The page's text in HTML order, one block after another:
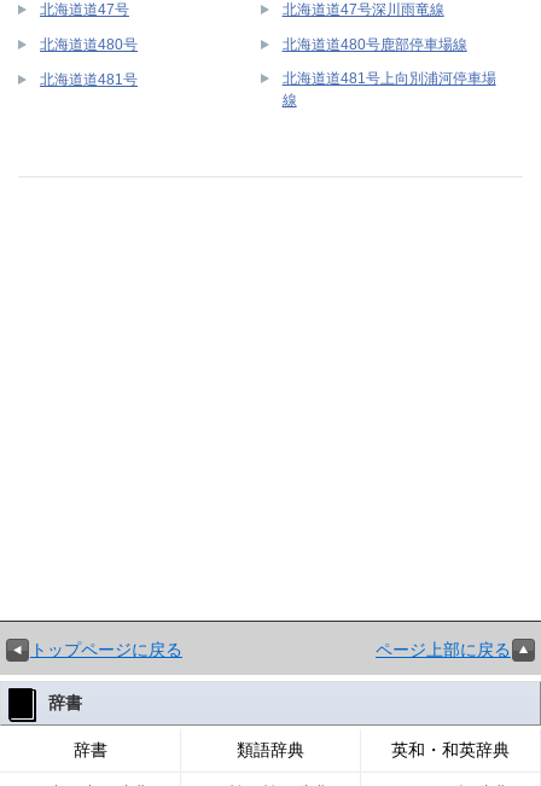
北海道道47号 北海道道47号深川雨竜線
北海道道480号 北海道道480号鹿部停車場線
北海道道481号
北海道道481号上向別浦河停車場
線
トップページに戻る ページ上部に戻る
辞書
辞書 類語辞典 英和・和英辞典